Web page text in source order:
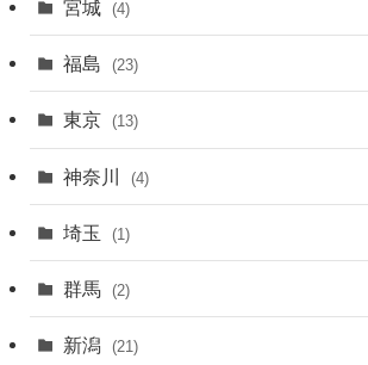
宮城 (4)
福島 (23)
東京 (13)
神奈川 (4)
埼玉 (1)
群馬 (2)
新潟 (21)